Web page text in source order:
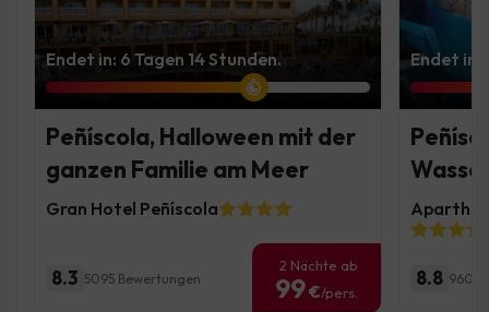
Endet in: 6 Tagen 14 Stunden.
Peñíscola, Halloween mit der
ganzen Familie am Meer
Gran Hotel Peñíscola
8.3 5095 Bewertungen
2 Nächte ab
99€/pers.
Endet in:
8.8 960